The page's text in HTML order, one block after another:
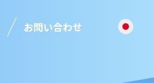
お問い合わせ